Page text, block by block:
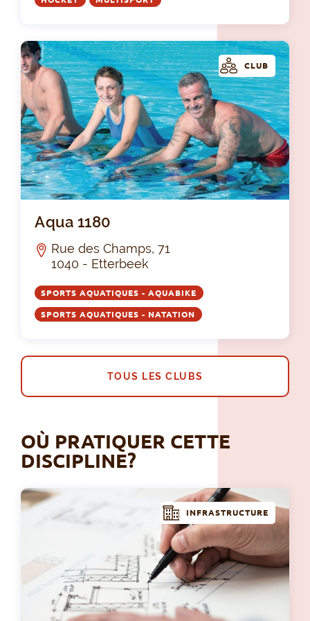
CLUB
Aqua 1180
Rue des Champs, 71
1040 - Etterbeek
SPORTS AQUATIQUES - AQUABIKE
SPORTS AQUATIQUES - NATATION
TOUS LES CLUBS
OÙ PRATIQUER CETTE
DISCIPLINE?
INFRASTRUCTURE